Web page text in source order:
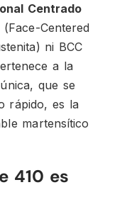
Centrado
Centered
ni BCC
a la
que se
rápido, es la
martensítico
410 es